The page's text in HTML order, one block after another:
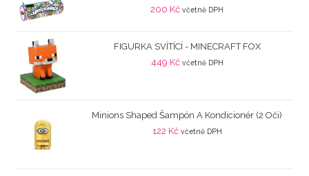
200 Kč včetně DPH
FIGURKA SVÍTÍCÍ - MINECRAFT FOX
449 Kč včetně DPH
Minions Shaped Šampón A Kondicionér (2 Oči)
122 Kč včetně DPH